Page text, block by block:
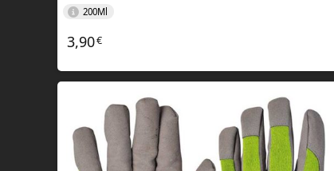
200Ml
3,90€